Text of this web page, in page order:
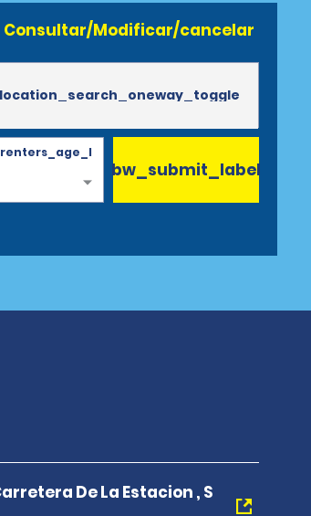
Consultar/Modificar/cancelar
location_search_oneway_toggle
bw_submit_label
De La Estacion , S